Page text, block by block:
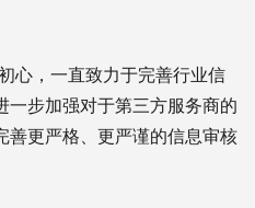
心，一直致力于完善行业信
一步加强对于第三方服务商的
善更严格、更严谨的信息审核